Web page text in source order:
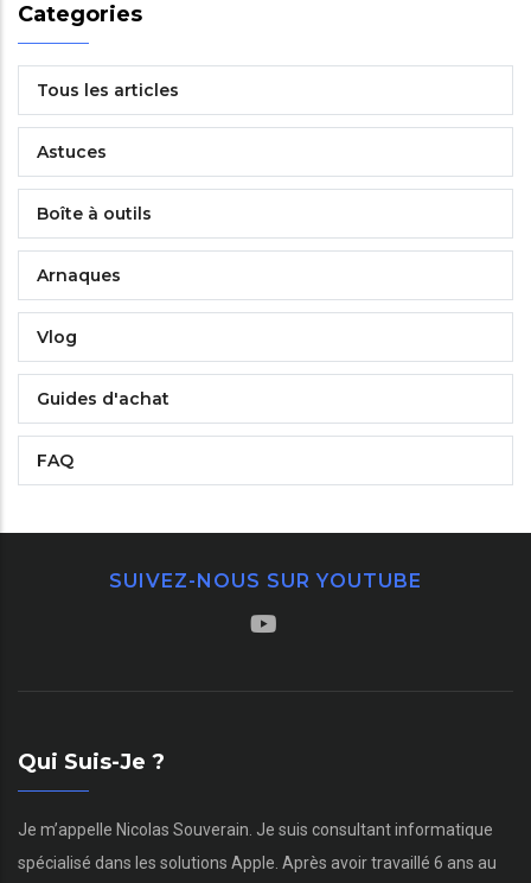
Categories
Tous les articles
Astuces
Boîte à outils
Arnaques
Vlog
Guides d'achat
FAQ
SUIVEZ-NOUS SUR YOUTUBE
Qui Suis-Je ?
Je m’appelle Nicolas Souverain. Je suis consultant informatique
spécialisé dans les solutions Apple. Après avoir travaillé 6 ans au